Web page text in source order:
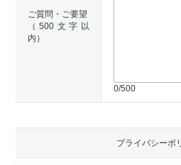
ご質問・ご要望
（500文字以
内）
0/500
プライバシーポ